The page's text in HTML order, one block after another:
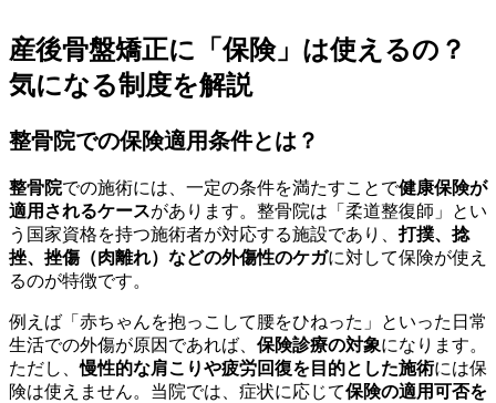
産後骨盤矯正に「保険」は使えるの？
気になる制度を解説
整骨院での保険適用条件とは？
整骨院での施術には、一定の条件を満たすことで健康保険が
適用されるケースがあります。整骨院は「柔道整復師」とい
う国家資格を持つ施術者が対応する施設であり、打撲、捻
挫、挫傷（肉離れ）などの外傷性のケガに対して保険が使え
るのが特徴です。
例えば「赤ちゃんを抱っこして腰をひねった」といった日常
生活での外傷が原因であれば、 保険診療の対象になります。
ただし、慢性的な肩こりや疲労回復を目的とした施術には保
険は使えません。当院では、症状に応じて保険の適用可否を